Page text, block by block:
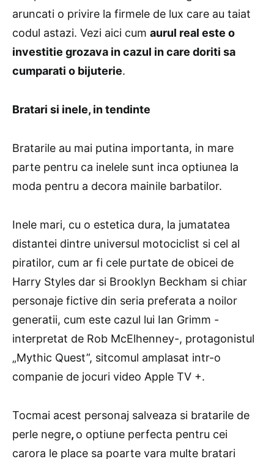
aruncati o privire la firmele de lux care au taiat
codul astazi. Vezi aici cum aurul real este o
investitie grozava in cazul in care doriti sa
cumparati o bijuterie.
Bratari si inele, in tendinte
Bratarile au mai putina importanta, in mare
parte pentru ca inelele sunt inca optiunea la
moda pentru a decora mainile barbatilor.
Inele mari, cu o estetica dura, la jumatatea
distantei dintre universul motociclist si cel al
piratilor, cum ar fi cele purtate de obicei de
Harry Styles dar si Brooklyn Beckham si chiar
personaje fictive din seria preferata a noilor
generatii, cum este cazul lui Ian Grimm -
interpretat de Rob McElhenney-, protagonistul
„Mythic Quest”, sitcomul amplasat intr-o
companie de jocuri video Apple TV +.
Tocmai acest personaj salveaza si bratarile de
perle negre, o optiune perfecta pentru cei
carora le place sa poarte vara multe bratari